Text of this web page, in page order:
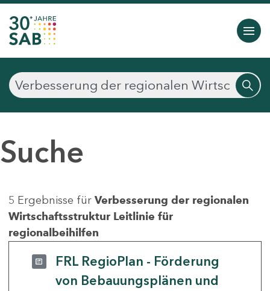
Suche
5 Ergebnisse für Verbesserung der regionalen
Wirtschaftsstruktur Leitlinie für
regionalbeihilfen
FRL RegioPlan - Förderung
von Bebauungsplänen und